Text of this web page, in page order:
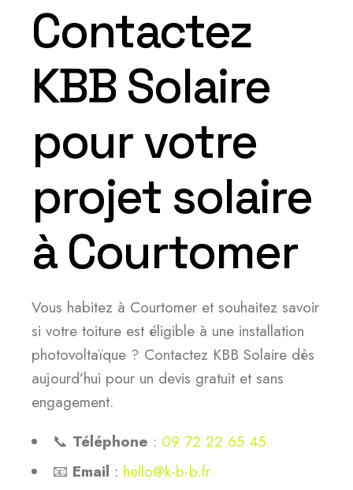
Contactez
KBB Solaire
pour votre
projet solaire
à Courtomer
Vous habitez à Courtomer et souhaitez savoir
si votre toiture est éligible à une installation
photovoltaïque ? Contactez KBB Solaire dès
aujourd’hui pour un devis gratuit et sans
engagement.
📞 Téléphone : 09 72 22 65 45
📧 Email : hello@k-b-b.fr